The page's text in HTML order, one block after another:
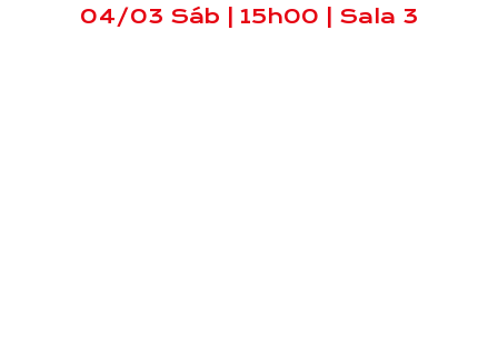
04/03 Sáb | 15h00 | Sala 3